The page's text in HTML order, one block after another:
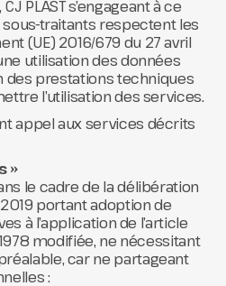
PLAST s’engageant à ce
traitants respectent les
(UE) 2016/679 du 27 avril
utilisation des données
des prestations techniques
l’utilisation des services.
appel aux services décrits
»
le cadre de la délibération
portant adoption de
à l’application de l’article
modifiée, ne nécessitant
car ne partageant
: